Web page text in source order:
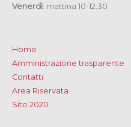
Venerdì: mattina 10-12.30
Home
Amministrazione trasparente
Contatti
Area Riservata
Sito 2020